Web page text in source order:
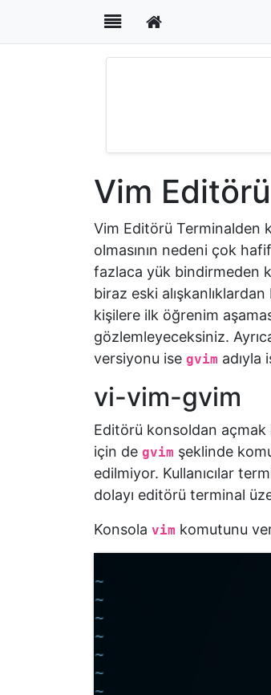
Menüsü
Alıştırmalar
Vim Editörü
Vim Editörü Terminalden
olmasının nedeni çok
fazlaca yük bindirmeden
biraz eski
kişilere ilk öğrenim
gözlemleyeceksiniz.
versiyonu ise gvim adıyla
vi-vim-gvim
Editörü konsoldan açmak
için de gvim şeklinde
edilmiyor. Kullanıcılar
dolayı editörü terminal
Konsola vim komutunu